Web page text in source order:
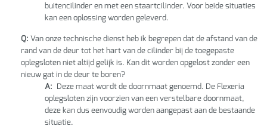
buitencilinder en met een staartcilinder. Voor beide situaties
kan een oplossing worden geleverd.
Q: Van onze technische dienst heb ik begrepen dat de afstand van de
rand van de deur tot het hart van de cilinder bij de toegepaste
oplegsloten niet altijd gelijk is. Kan dit worden opgelost zonder een
nieuw gat in de deur te boren?
A: Deze maat wordt de doornmaat genoemd. De Flexeria
oplegsloten zijn voorzien van een verstelbare doornmaat,
deze kan dus eenvoudig worden aangepast aan de bestaande
situatie.